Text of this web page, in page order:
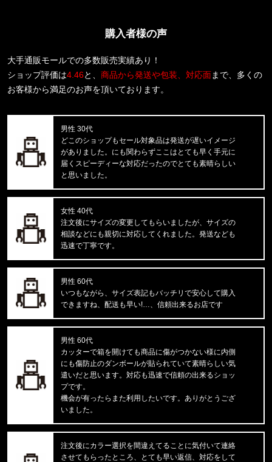
東京都のお客様ご注文ありがとうございます。
DOUBLE KNEE PANT I032699
東京都のお客様ご注文ありがとうございます。
reversal/リバーサル
東京都のお客様ご注文ありがとうございます。
X214 STRETCH DENIM1487266
東京都のお客様ご注文ありがとうございます。
reversal/リバーサル
湘南爆走族×rvddw EGUCHI AND YO
東京都のお客様ご注文ありがとうございます。
47 Brand/フォーティーセブンブランド
'47 MVP ヤンキース ドジャース
東京都のお客様ご注文ありがとうございます。
mnml/ミニマル
東京都のお客様ご注文ありがとうございます。
CARHARTT/カーハート
M IRVINE RELAXED BLOCK CA
東京都のお客様ご注文ありがとうございます。
reversal/リバーサル
福岡県のお客様ご注文ありがとうございます。
COLUMBIA/コロンビア
購入者様の声
大手通販モールでの多数販売実績あり！
ショップ評価は4.46と、 商品から発送や包装、対応面まで、多くの
お客様から満足のお声を頂いております。
男性 30代
どこのショップもセール対象品は発送が遅いイメージ
がありました。にも関わらずここはとても早く手元に
届くスピーディーな対応だったのでとても素晴らしい
と思いました。
女性 40代
注文後にサイズの変更してもらいましたが、サイズの
相談などにも親切に対応してくれました。発送なども
迅速で丁寧です。
男性 60代
いつもながら、サイズ表記もバッチリで安心して購入
できますね、配送も早い!…、信頼出来るお店です
男性 60代
カッターで箱を開けても商品に傷がつかない様に内側
にも傷防止のダンボールが貼られていて素晴らしい気
遣いだと思います。対応も迅速で信頼の出来るショッ
プです。
機会が有ったらまた利用したいです。ありがとうござ
いました。
注文後にカラー選択を間違えてることに気付いて連絡
させてもらったところ、とても早い返信、対応をして